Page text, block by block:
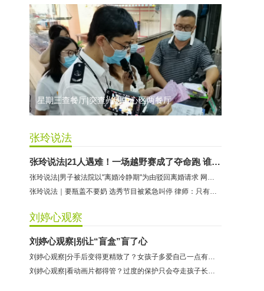
东道主游乐园：商家停业未退款
龙华区宝宝格利美容美发店：商家停业未退款
乐宝爱婴：商家停业未退款
芭莎舞蹈：商家停业未退款
北易室内设计：商家未按合同约定时间竣工
铭学教育：商家未履行退款承诺
星期三查餐厅|突查光明中心区两餐厅
张玲说法
张玲说法|21人遇难！一场越野赛成了夺命跑 谁应承担法律责任？
张玲说法|男子被法院以"离婚冷静期"为由驳回离婚请求 网友不冷静了
张玲说法｜要瓶盖不要奶 选秀节目被紧急叫停 律师：只有道歉是不够的
刘婷心观察
刘婷心观察|别让“盲盒”盲了心
刘婷心观察|分手后变得更精致了？女孩子多爱自己一点有什么不对
刘婷心观察|看动画片都得管？过度的保护只会夺走孩子长大的机会